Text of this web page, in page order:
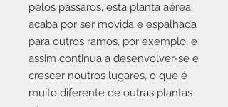
pelos pássaros, esta planta aérea
acaba por ser movida e espalhada
para outros ramos, por exemplo, e
assim continua a desenvolver-se e
crescer noutros lugares, o que é
muito diferente de outras plantas